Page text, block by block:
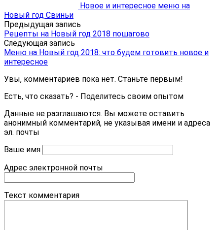
Новое и интересное меню на
Новый год Свиньи
Предыдущая запись
Рецепты на Новый год 2018 пошагово
Следующая запись
Меню на Новый год 2018: что будем готовить новое и
интересное
Увы, комментариев пока нет. Станьте первым!
Есть, что сказать? - Поделитесь своим опытом
Данные не разглашаются. Вы можете оставить
анонимный комментарий, не указывая имени и адреса
эл. почты
Ваше имя
Адрес электронной почты
Текст комментария